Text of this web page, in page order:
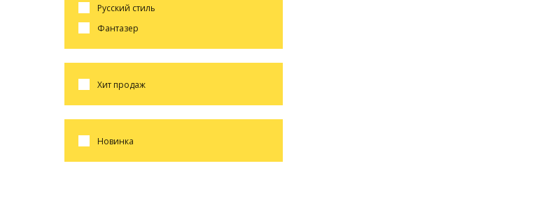
русский стиль
фантазер
хит продаж
новинка